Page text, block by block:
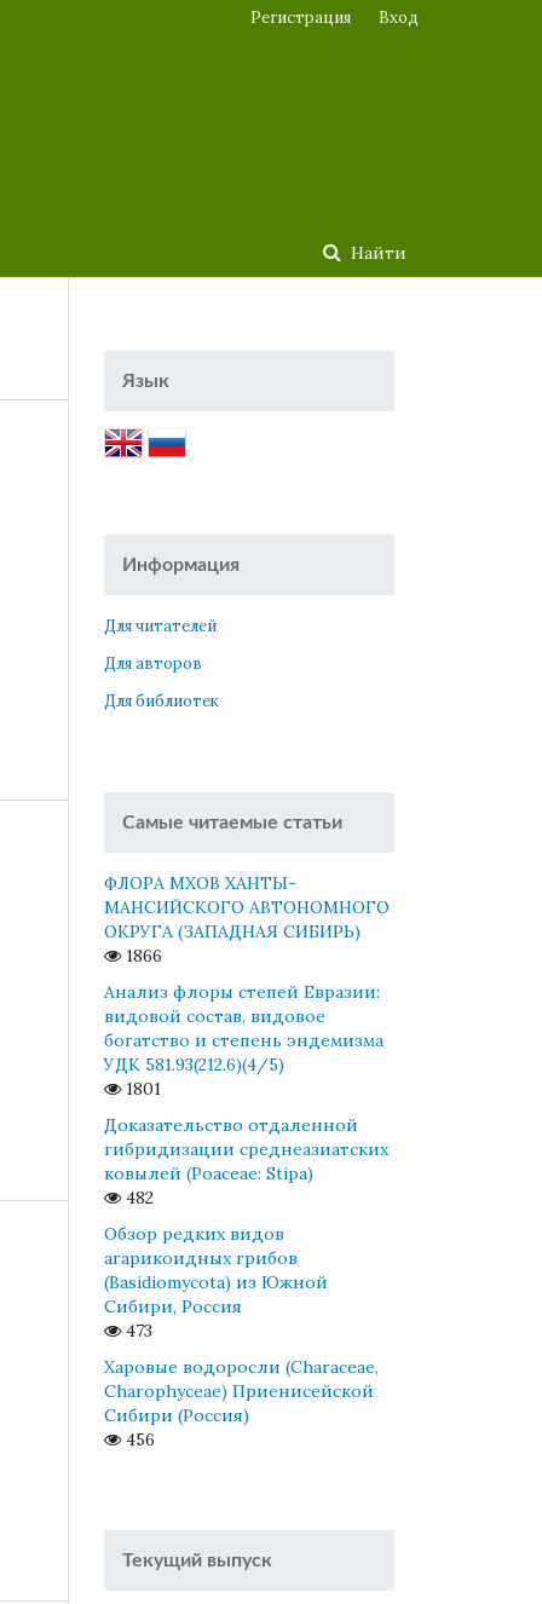
Найти
Регистрация Вход
Язык
Информация
Для читателей
Для авторов
Для библиотек
Самые читаемые статьи
ФЛОРА МХОВ ХАНТЫ-
МАНСИЙСКОГО АВТОНОМНОГО
ОКРУГА (ЗАПАДНАЯ СИБИРЬ)
1866
Анализ флоры степей Евразии:
видовой состав, видовое
богатство и степень эндемизма
УДК 581.93(212.6)(4/5)
1801
Доказательство отдаленной
гибридизации среднеазиатских
ковылей (Poaceae: Stipa)
482
Обзор редких видов
агарикоидных грибов
(Basidiomycota) из Южной
Сибири, Россия
473
Харовые водоросли (Characeae,
Charophyceae) Приенисейской
Сибири (Россия)
456
Текущий выпуск